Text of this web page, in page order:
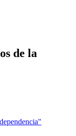
de la